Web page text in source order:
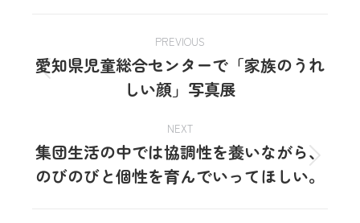
PREVIOUS
愛知県児童総合センターで「家族のうれ
しい顔」写真展
NEXT
集団生活の中では協調性を養いながら、
のびのびと個性を育んでいってほしい。